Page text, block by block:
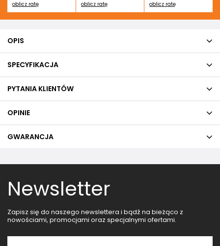
oblicz ratę oblicz ratę oblicz ratę
OPIS
SPECYFIKACJA
PYTANIA KLIENTÓW
OPINIE
GWARANCJA
Newsletter
Zapisz się do naszego newslettera i bądź na bieżąco z
nowościami, promocjami oraz specjalnymi ofertami.